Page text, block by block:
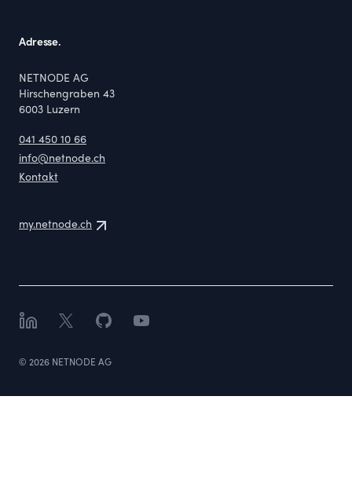
Adresse.
NETNODE AG
Hirschengraben 43
6003 Luzern
041 450 10 66
info@netnode.ch
Kontakt
my.netnode.ch
LinkedIn
X GitHubYouTube
© 2026 NETNODE AG